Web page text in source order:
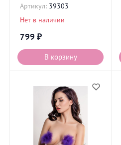
Артикул: 39303
Нет в наличии
799 ₽
В корзину